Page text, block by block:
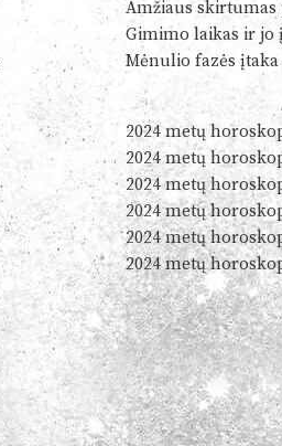
Amžiaus
Gimimo laikas ir jo
Mėnulio fazės
2024 metų
2024 metų
2024 metų
2024 metų
2024 metų
2024 metų